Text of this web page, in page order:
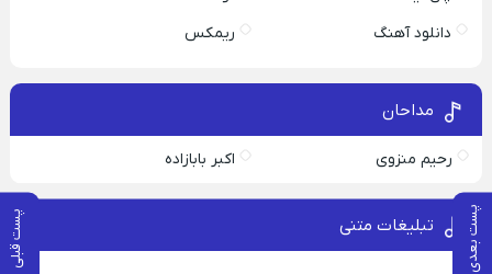
پست بعدی پست قبلی
دانلود آهنگ
ریمکس
مداحان
رحیم منزوی اکبر بابازاده
تبلیغات متنی